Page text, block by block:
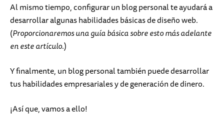
Al mismo tiempo, configurar un blog personal te ayudará a
desarrollar algunas habilidades básicas de diseño web.
(Proporcionaremos una guía básica sobre esto más adelante
en este artículo.)
Y finalmente, un blog personal también puede desarrollar
tus habilidades empresariales y de generación de dinero.
¡Así que, vamos a ello!